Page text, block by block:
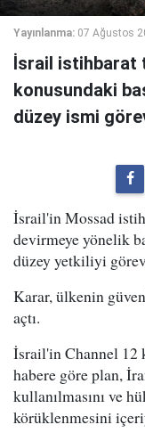
Yayınlanma: 07 Ağustos
İsrail istihbarat
konusundaki
düzey ismi
İsrail'in Mossad
devirmeye yönelik
düzey yetkiliyi
Karar, ülkenin
açtı.
İsrail'in Channel 12
habere göre plan,
kullanılmasını ve
körüklenmesini